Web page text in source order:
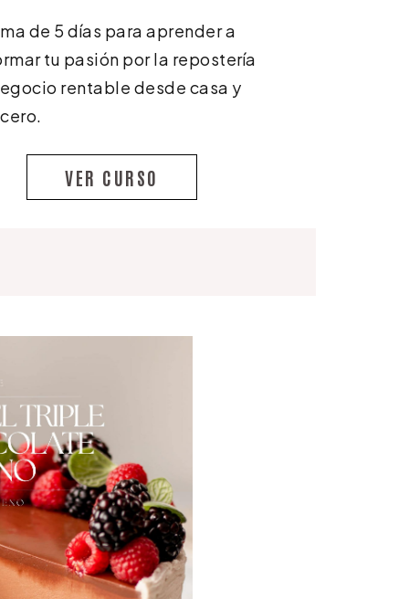
de 5 días para aprender a
tu pasión por la repostería
rentable desde casa y
VER CURSO